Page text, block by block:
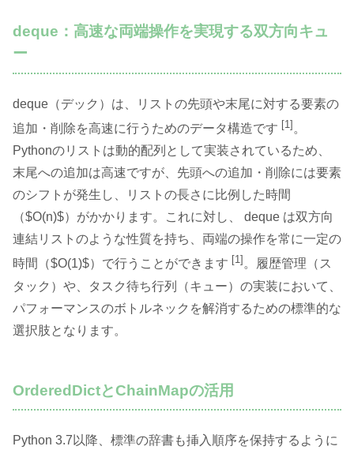
deque：高速な両端操作を実現する双方向キュ
ー
deque（デック）は、リストの先頭や末尾に対する要素の
追加・削除を高速に行うためのデータ構造です [1] 。
Pythonのリストは動的配列として実装されているため、
末尾への追加は高速ですが、先頭への追加・削除には要素
のシフトが発生し、リストの長さに比例した時間
（$O(n)$）がかかります。これに対し、 deque は双方向
連結リストのような性質を持ち、両端の操作を常に一定の
時間（$O(1)$）で行うことができます [1] 。履歴管理（ス
タック）や、タスク待ち行列（キュー）の実装において、
パフォーマンスのボトルネックを解消するための標準的な
選択肢となります。
OrderedDictとChainMapの活用
Python 3.7以降、標準の辞書も挿入順序を保持するように